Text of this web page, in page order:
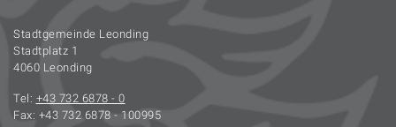
Stadtgemeinde Leonding
Stadtplatz 1
4060 Leonding
Tel: +43 732 6878 - 0
Fax: +43 732 6878 - 100995